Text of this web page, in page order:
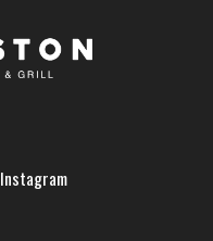
Instagram